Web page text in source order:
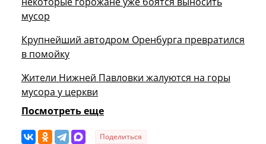
мусор
Крупнейший автодром Оренбурга превратился
в помойку
Жители Нижней Павловки жалуются на горы
мусора у церкви
Посмотреть еще
Поделиться